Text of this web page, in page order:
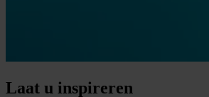
Laat u inspireren